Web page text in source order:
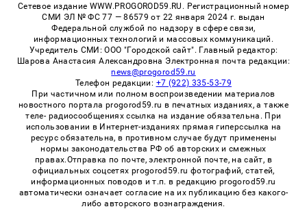
Сетевое издание WWW.PROGOROD59.RU. Регистрационный номер
СМИ ЭЛ № ФС 77 — 86579 от 22 января 2024 г. выдан
Федеральной службой по надзору в сфере связи,
информационных технологий и массовых коммуникаций.
Учредитель СМИ: ООО "Городской сайт". Главный редактор:
Шарова Анастасия Александровна Электронная почта редакции:
news@progorod59.ru
Телефон редакции: +7 (922) 335-53-79
При частичном или полном воспроизведении материалов
новостного портала progorod59.ru в печатных изданиях, а также
теле- радиосообщениях ссылка на издание обязательна. При
использовании в Интернет-изданиях прямая гиперссылка на
ресурс обязательна, в противном случае будут применены
нормы законодательства РФ об авторских и смежных
правах.Отправка по почте, электронной почте, на сайт, в
официальных соцсетях progorod59.ru фотографий, статей,
информационных поводов и т.п. в редакцию progorod59.ru
автоматически означает согласие на их публикацию без какого-
либо авторского вознаграждения.